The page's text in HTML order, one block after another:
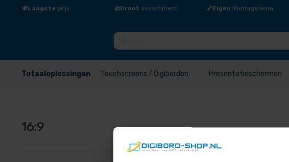
Laagste prijs Groot assortiment Eigen Montageteam
Totaaloplossingen Touchscreens / Digiborden Presentatieschermen
16:9